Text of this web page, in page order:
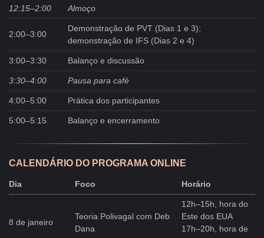
12:15–2:00 Almoço
2:00–3:00
Demonstração de PVT (Dias 1 e 3);
demonstração de IFS (Dias 2 e 4)
3:00–3:30 Balanço e discussão
3:30–4:00 Pausa para café
4:00–5:00 Prática dos participantes
5:00–5:15 Balanço e encerramento
CALENDÁRIO DO PROGRAMA ONLINE
Dia Foco Horário
8 de janeiro
Teoria Polivagal com Deb
Dana
12h–15h, hora do
Este dos EUA
17h–20h, hora de